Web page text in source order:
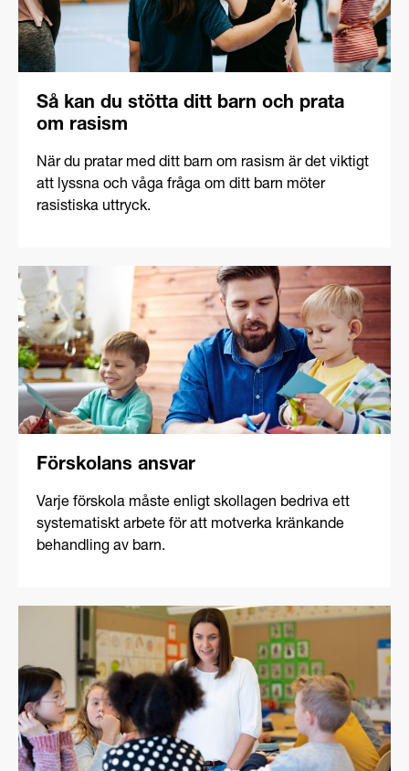
Så kan du stötta ditt barn och prata
om rasism
När du pratar med ditt barn om rasism är det viktigt
att lyssna och våga fråga om ditt barn möter
rasistiska uttryck.
Förskolans ansvar
Varje förskola måste enligt skollagen bedriva ett
systematiskt arbete för att motverka kränkande
behandling av barn.